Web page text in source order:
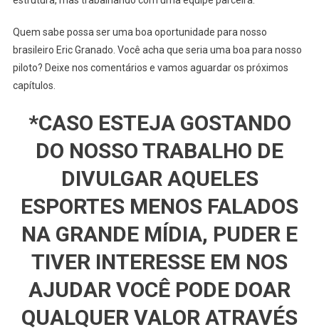
Quem sabe possa ser uma boa oportunidade para nosso
brasileiro Eric Granado. Você acha que seria uma boa para nosso
piloto? Deixe nos comentários e vamos aguardar os próximos
capítulos.
*CASO ESTEJA GOSTANDO
DO NOSSO TRABALHO DE
DIVULGAR AQUELES
ESPORTES MENOS FALADOS
NA GRANDE MÍDIA, PUDER E
TIVER INTERESSE EM NOS
AJUDAR VOCÊ PODE DOAR
QUALQUER VALOR ATRAVÉS